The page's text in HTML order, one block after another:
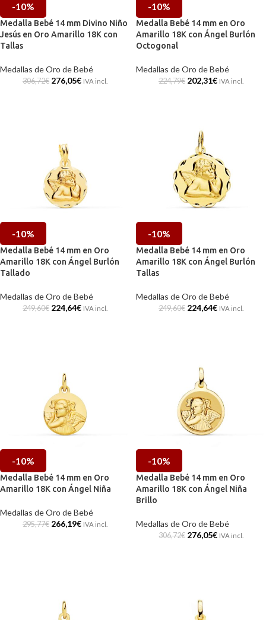
-10%
Medalla Bebé 14 mm Divino Niño
Jesús en Oro Amarillo 18K con
Tallas
Medallas de Oro de Bebé
306,72€ 276,05€ IVA incl.
-10%
Medalla Bebé 14 mm en Oro
Amarillo 18K con Ángel Burlón
Octogonal
Medallas de Oro de Bebé
224,79€ 202,31€ IVA incl.
-10%
Medalla Bebé 14 mm en Oro
Amarillo 18K con Ángel Burlón
Tallado
Medallas de Oro de Bebé
249,60€ 224,64€ IVA incl.
-10%
Medalla Bebé 14 mm en Oro
Amarillo 18K con Ángel Burlón
Tallas
Medallas de Oro de Bebé
249,60€ 224,64€ IVA incl.
-10%
Medalla Bebé 14 mm en Oro
Amarillo 18K con Ángel Niña
Medallas de Oro de Bebé
295,77€ 266,19€ IVA incl.
-10%
Medalla Bebé 14 mm en Oro
Amarillo 18K con Ángel Niña
Brillo
Medallas de Oro de Bebé
306,72€ 276,05€ IVA incl.